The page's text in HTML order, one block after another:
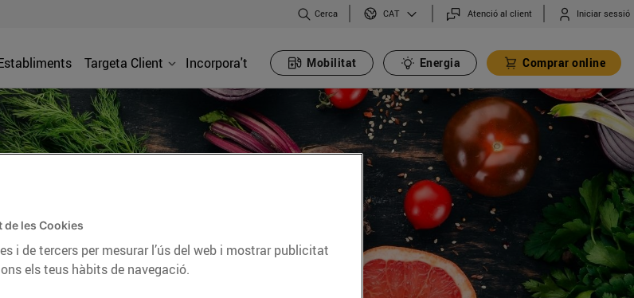
Cerca CAT Atenció al client Iniciar sessió
Targeta Client Incorpora't Mobilitat Energia Comprar online
les Cookies
i de tercers per mesurar l’ús del web i mostrar publicitat
els teus hàbits de navegació.